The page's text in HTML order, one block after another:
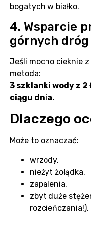
bogatych w białko.
4. Wsparcie
górnych
Jeśli mocno cieknie z
metoda:
3 szklanki wody z 2
ciągu dnia.
Dlaczego
Może to oznaczać:
wrzody,
nieżyt żołądka,
zapalenia,
zbyt duże
rozcieńczania!).